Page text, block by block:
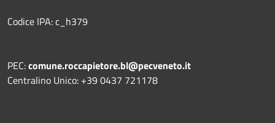
Codice IPA: c_h379
PEC:comune.roccapietore.bl@pecveneto.it
Centralino Unico: +39 0437 721178